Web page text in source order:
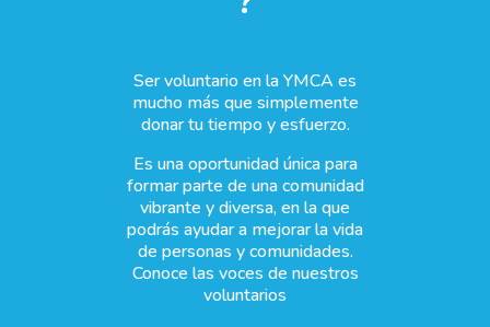
Ser voluntario en la YMCA es
mucho más que simplemente
donar tu tiempo y esfuerzo.
Es una oportunidad única para
formar parte de una comunidad
vibrante y diversa, en la que
podrás ayudar a mejorar la vida
de personas y comunidades.
Conoce las voces de nuestros
voluntarios